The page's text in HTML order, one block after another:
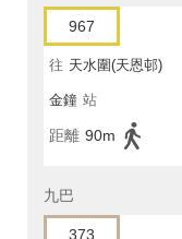
967
往 天水圍(天恩邨)
金鐘 站
距離 90m
九巴
373